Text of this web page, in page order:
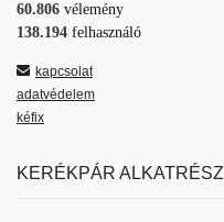
60.806 vélemény
138.194 felhasználó
kapcsolat
adatvédelem
kéfix
KERÉKPÁR ALKATRÉSZ